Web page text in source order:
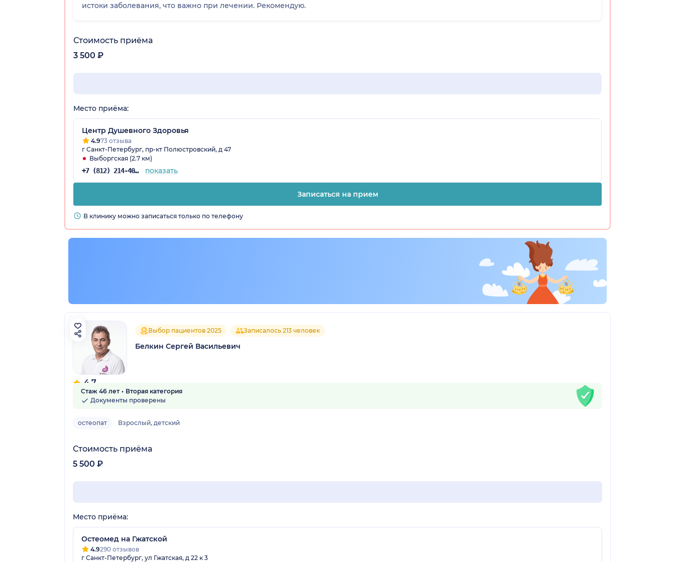
истоки заболевания, что важно при лечении. Рекомендую.
Стоимость приёма
3 500 ₽
Место приёма:
Центр Душевного Здоровья
4.973 отзыва
г Санкт-Петербург, пр-кт Полюстровский, д 47
Выборгская (2.7 км)
+7 (812) 214-40-17 показать
Записаться на прием
В клинику можно записаться только по телефону
4.7
39 отзывов
Выбор пациентов 2025 Записалось 213 человек
Белкин Сергей Васильевич
Стаж 46 лет
Вторая категория
Документы проверены
остеопат Взрослый, детский
Стоимость приёма
5 500 ₽
Место приёма:
Остеомед на Гжатской
4.9290 отзывов
г Санкт-Петербург, ул Гжатская, д 22 к 3